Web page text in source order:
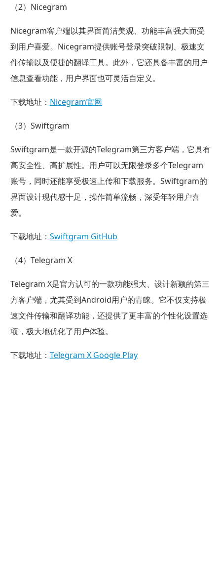
（2）Nicegram
Nicegram客户端以其界面简洁美观、功能丰富强大而受
到用户喜爱。Nicegram提供账号登录突破限制、极速文
件传输以及便捷的翻译工具。此外，它还具备丰富的用户
信息查看功能，用户界面也可灵活自定义。
下载地址： Nicegram官网
（3）Swiftgram
Swiftgram是一款开源的Telegram第三方客户端，它具有
高安全性、高扩展性。用户可以无限登录多个Telegram
账号，同时还能享受极速上传和下载服务。Swiftgram的
界面设计现代感十足，操作简单流畅，深受年轻用户喜
爱。
下载地址： Swiftgram GitHub
（4）Telegram X
Telegram X是官方认可的一款功能强大、设计新颖的第三
方客户端，尤其受到Android用户的青睐。它不仅支持极
速文件传输和翻译功能，还提供了更丰富的个性化设置选
项，极大地优化了用户体验。
下载地址： Telegram X Google Play